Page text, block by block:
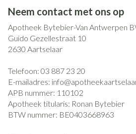
Neem contact met ons op
Apotheek Bytebier-Van Antwerpen
Guido Gezellestraat 10
2630 Aartselaar
Telefoon: 03 887 23 20
E-mailadres: info@
APB nummer: 110102
Apotheek titularis: Ronan Bytebier
BTW nummer: BE0403668963